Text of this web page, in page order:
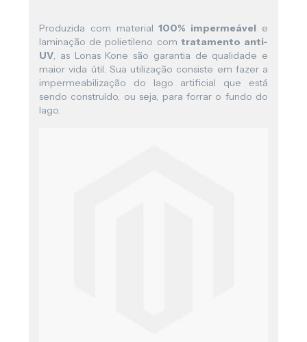
Produzida com material100% impermeável e
laminação de polietileno com tratamento anti-
UV, as Lonas Kone são garantia de qualidade e
maior vida útil. Sua utilização consiste em fazer a
impermeabilização do lago artificial que está
sendo construído, ou seja, para forrar o fundo do
lago.